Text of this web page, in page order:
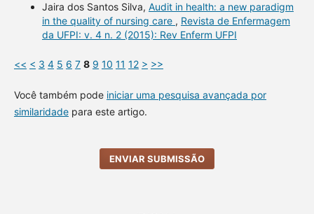
Jaira dos Santos Silva, Audit in health: a new paradigm
in the quality of nursing care , Revista de Enfermagem
da UFPI: v. 4 n. 2 (2015): Rev Enferm UFPI
<< < 3 4 5 6 7 8 9 10 11 12 > >>
Você também pode iniciar uma pesquisa avançada por
similaridadepara este artigo.
ENVIAR SUBMISSÃO